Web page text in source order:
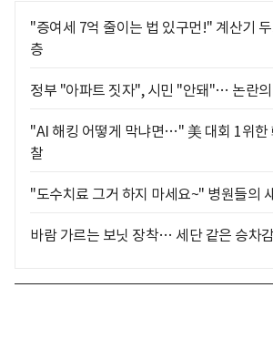
"증여세 7억 줄이는 법 있구먼!" 계산기
층
정부 "아파트 짓자", 시민 "안돼"… 논란
"AI 해킹 어떻게 막냐면…" 美 대회 1위한
찰
"도수치료 그거 하지 마세요~" 병원들의
바람 가르는 보닛 장착… 세단 같은 승차